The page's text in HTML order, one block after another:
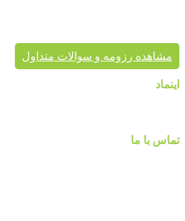
مشاهده رزومه و سوالات متداول
اینماد
تماس با ما